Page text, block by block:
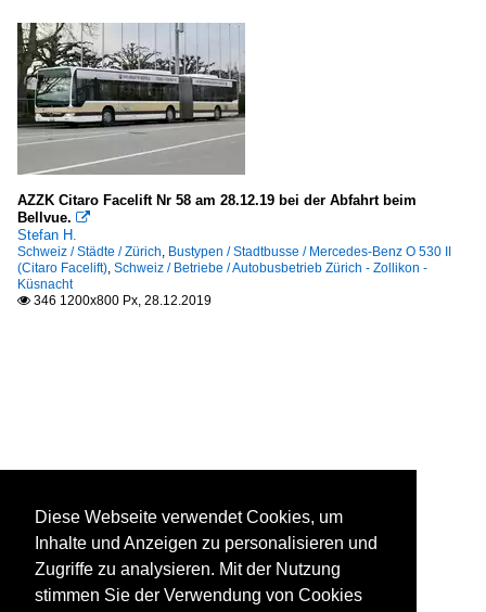
AZZK Citaro Facelift Nr 58 am 28.12.19 bei der Abfahrt beim
Bellvue. 
Stefan H.
Schweiz / Städte / Zürich, Bustypen / Stadtbusse / Mercedes-Benz O 530 II
(Citaro Facelift), Schweiz / Betriebe / Autobusbetrieb Zürich - Zollikon -
Küsnacht
 346 1200x800 Px, 28.12.2019
Diese Webseite verwendet Cookies, um
Inhalte und Anzeigen zu personalisieren und
Zugriffe zu analysieren. Mit der Nutzung
stimmen Sie der Verwendung von Cookies